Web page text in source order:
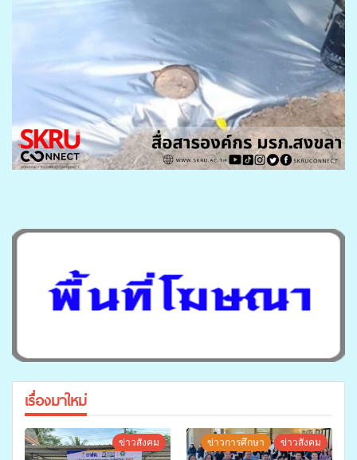
เรื่องมาใหม่
ข่าวสังคม ข่าวการศึกษา ข่าวสังคม